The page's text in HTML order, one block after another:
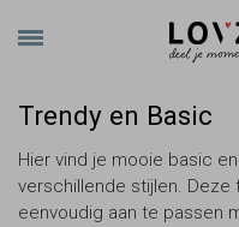
Trendy en Basic
Hier vind je mooie basic
verschillende stijlen. Deze
eenvoudig aan te passen